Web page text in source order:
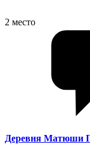
2 место
Деревня Матюши